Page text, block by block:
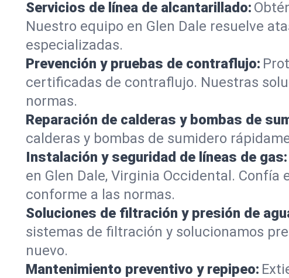
Servicios de línea de alcantarillado:
Nuestro equipo en Glen Dale resuelve
especializadas.
Prevención y pruebas de contraflujo:
certificadas de contraflujo. Nuestras
normas.
Reparación de calderas y bombas de
calderas y bombas de sumidero
Instalación y seguridad de líneas de gas:
en Glen Dale, Virginia Occidental.
conforme a las normas.
Soluciones de filtración y presión de
sistemas de filtración y solucionamos
nuevo.
Mantenimiento preventivo y repipeo: